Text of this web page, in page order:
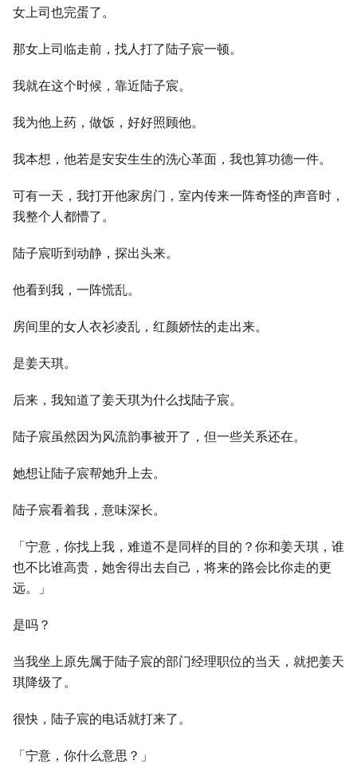
女上司也完蛋了。
那女上司临走前，找人打了陆子宸一顿。
我就在这个时候，靠近陆子宸。
我为他上药，做饭，好好照顾他。
我本想，他若是安安生生的洗心革面，我也算功德一件。
可有一天，我打开他家房门，室内传来一阵奇怪的声音时，
我整个人都懵了。
陆子宸听到动静，探出头来。
他看到我，一阵慌乱。
房间里的女人衣衫凌乱，红颜娇怯的走出来。
是姜天琪。
后来，我知道了姜天琪为什么找陆子宸。
陆子宸虽然因为风流韵事被开了，但一些关系还在。
她想让陆子宸帮她升上去。
陆子宸看着我，意味深长。
「宁意，你找上我，难道不是同样的目的？你和姜天琪，谁
也不比谁高贵，她舍得出去自己，将来的路会比你走的更
远。」
是吗？
当我坐上原先属于陆子宸的部门经理职位的当天，就把姜天
琪降级了。
很快，陆子宸的电话就打来了。
「宁意，你什么意思？」